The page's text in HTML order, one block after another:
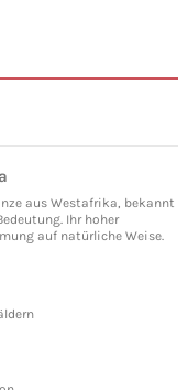
aus Westafrika, bekannt
Ihr hoher
auf natürliche Weise.